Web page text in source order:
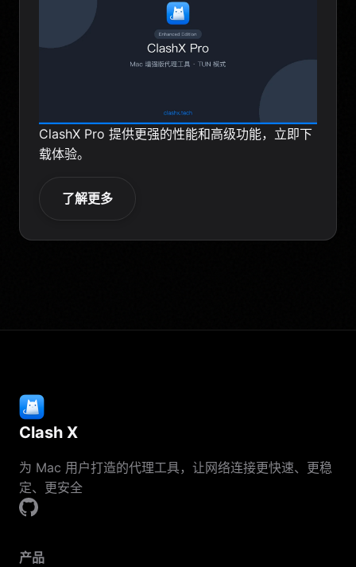
ClashX Pro 提供更强的性能和高级功能，立即下
载体验。
了解更多
Clash X
为 Mac 用户打造的代理工具，让网络连接更快速、更稳
定、更安全
产品